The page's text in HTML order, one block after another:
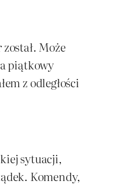
Może
piątkowy
z odległości
sytuacji,
Komendy,